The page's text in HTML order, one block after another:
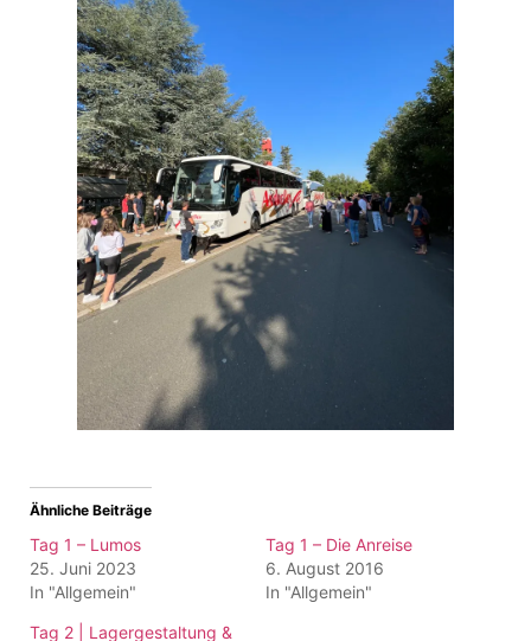
Ähnliche Beiträge
Tag 1 – Lumos
25. Juni 2023
In "Allgemein"
Tag 1 – Die Anreise
6. August 2016
In "Allgemein"
Tag 2 | Lagergestaltung &